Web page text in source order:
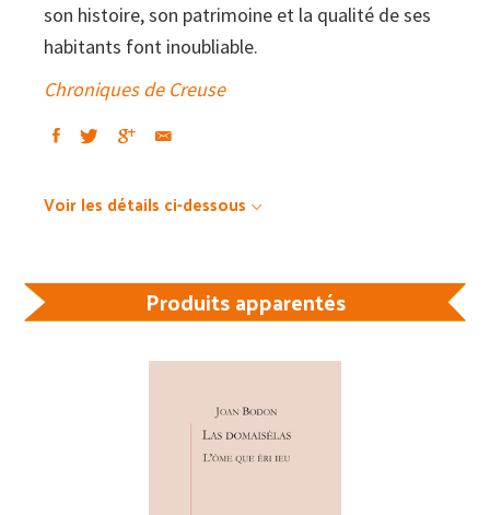
son histoire, son patrimoine et la qualité de ses
habitants font inoubliable.
Chroniques de Creuse
Voir les détails ci-dessous
Produits apparentés